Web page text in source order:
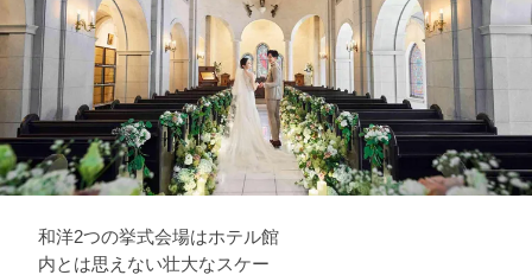
和洋2つの挙式会場はホテル館
内とは思えない壮大なスケー